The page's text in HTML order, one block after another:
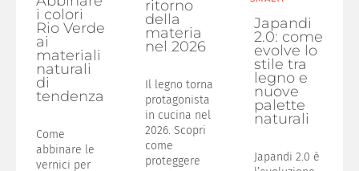
i colori
Rio Verde
ai
materiali
naturali
di
tendenza
Come
abbinare le
vernici per
ritorno
della
materia
nel 2026
Il legno torna
protagonista
in cucina nel
2026. Scopri
come
proteggere
Japandi
2.0: come
evolve lo
stile tra
legno e
nuove
palette
naturali
Japandi 2.0 è